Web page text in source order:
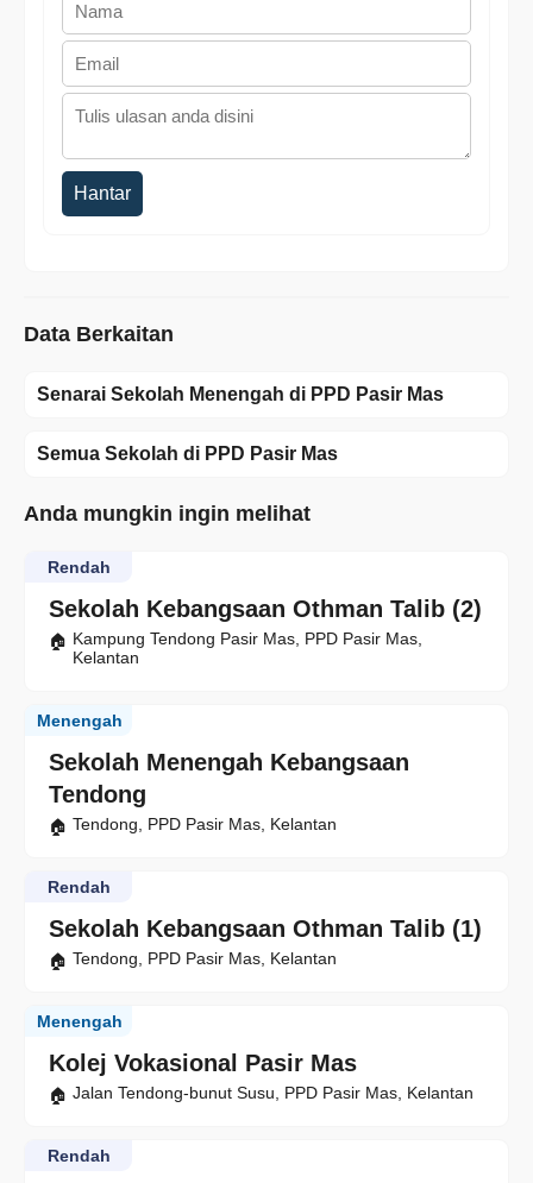
Hantar
Data Berkaitan
Senarai Sekolah Menengah di PPD Pasir Mas
Semua Sekolah di PPD Pasir Mas
Anda mungkin ingin melihat
Sekolah Kebangsaan Othman Talib (2)
Rendah
Kampung Tendong Pasir Mas, PPD Pasir Mas,
Kelantan
Sekolah Menengah Kebangsaan
Tendong
Menengah
Tendong, PPD Pasir Mas, Kelantan
Sekolah Kebangsaan Othman Talib (1)
Rendah
Tendong, PPD Pasir Mas, Kelantan
Kolej Vokasional Pasir Mas
Menengah
Jalan Tendong-bunut Susu, PPD Pasir Mas, Kelantan
Rendah